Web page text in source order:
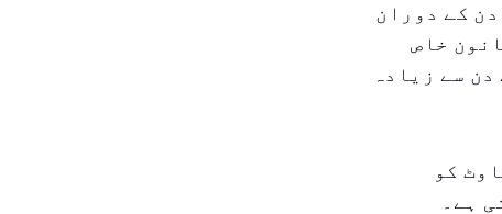
کے دوران
خاص
گھنٹے کے کام کے دن سے زیادہ
کو
ہے۔